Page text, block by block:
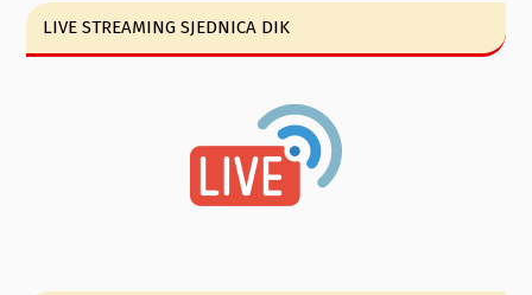
LIVE STREAMING SJEDNICA DIK